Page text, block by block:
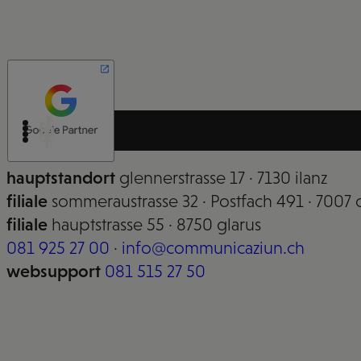
hauptstandort glennerstrasse 17 · 7130 ilanz
filiale sommeraustrasse 32 · Postfach 491 · 7007
filiale hauptstrasse 55 · 8750 glarus
081 925 27 00 · info@communicaziun.ch
websupport 081 515 27 50